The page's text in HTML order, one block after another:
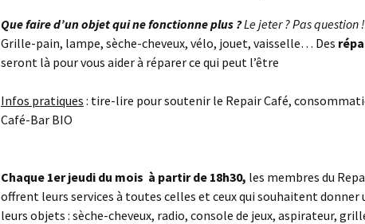
Que faire d’un objet qui ne fonctionne plus ?Le jeter ? Pas question !
Grille-pain, lampe, sèche-cheveux, vélo, jouet, vaisselle… Des
seront là pour vous aider à réparer ce qui peut l’être
Infos pratiques : tire-lire pour soutenir le Repair Café,
Café-Bar BIO
Chaque 1er jeudi du mois à partir de 18h30, les membres du
offrent leurs services à toutes celles et ceux qui souhaitent donner
leurs objets : sèche-cheveux, radio, console de jeux, aspirateur,